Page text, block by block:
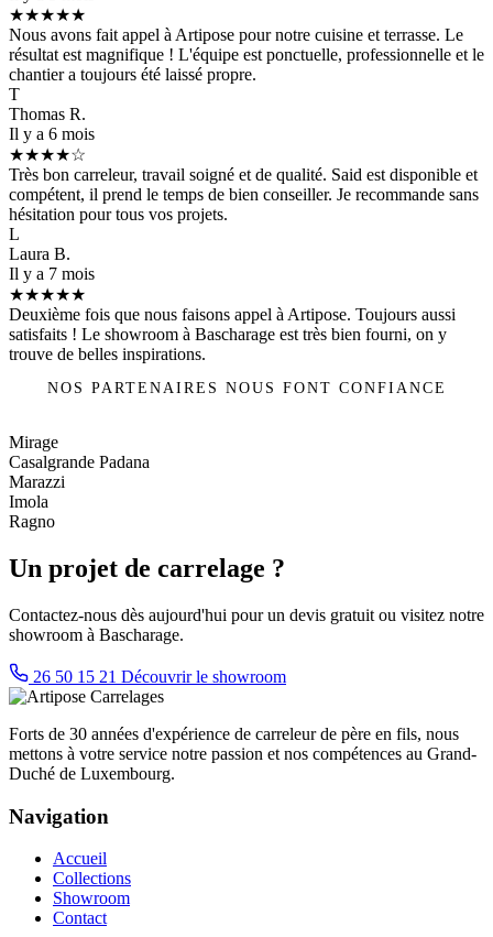
★★★★★
Nous avons fait appel à Artipose pour notre cuisine et terrasse. Le
résultat est magnifique ! L'équipe est ponctuelle, professionnelle et le
chantier a toujours été laissé propre.
T
Thomas R.
Il y a 6 mois
★★★★☆
Très bon carreleur, travail soigné et de qualité. Said est disponible et
compétent, il prend le temps de bien conseiller. Je recommande sans
hésitation pour tous vos projets.
L
Laura B.
Il y a 7 mois
★★★★★
Deuxième fois que nous faisons appel à Artipose. Toujours aussi
satisfaits ! Le showroom à Bascharage est très bien fourni, on y
trouve de belles inspirations.
NOS PARTENAIRES NOUS FONT CONFIANCE
Mirage
Casalgrande Padana
Marazzi
Imola
Ragno
Un projet de carrelage ?
Contactez-nous dès aujourd'hui pour un devis gratuit ou visitez notre
showroom à Bascharage.
26 50 15 21 Découvrir le showroom
Forts de 30 années d'expérience de carreleur de père en fils, nous
mettons à votre service notre passion et nos compétences au Grand-
Duché de Luxembourg.
Navigation
Accueil
Collections
Showroom
Contact